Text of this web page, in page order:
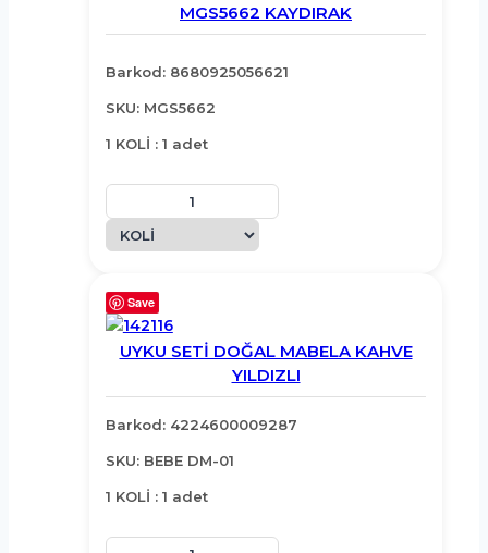
MGS5662 KAYDIRAK
Barkod: 8680925056621
SKU: MGS5662
1 KOLİ : 1 adet
Save
UYKU SETİ DOĞAL MABELA KAHVE
YILDIZLI
Barkod: 4224600009287
SKU: BEBE DM-01
1 KOLİ : 1 adet